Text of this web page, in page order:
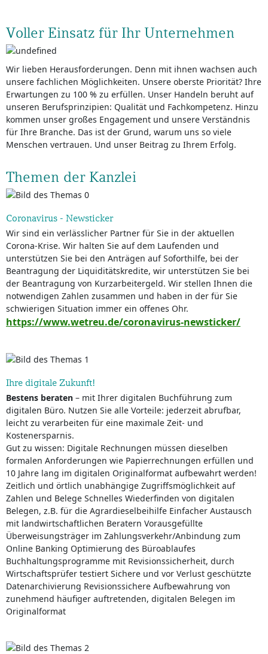
Voller Einsatz für Ihr Unternehmen
Wir lieben Herausforderungen. Denn mit ihnen wachsen auch
unsere fachlichen Möglichkeiten. Unsere oberste Priorität? Ihre
Erwartungen zu 100 % zu erfüllen. Unser Handeln beruht auf
unseren Berufsprinzipien: Qualität und Fachkompetenz. Hinzu
kommen unser großes Engagement und unsere Verständnis
für Ihre Branche. Das ist der Grund, warum uns so viele
Menschen vertrauen. Und unser Beitrag zu Ihrem Erfolg.
Themen der Kanzlei
Coronavirus - Newsticker
Wir sind ein verlässlicher Partner für Sie in der aktuellen
Corona-Krise. Wir halten Sie auf dem Laufenden und
unterstützen Sie bei den Anträgen auf Soforthilfe, bei der
Beantragung der Liquiditätskredite, wir unterstützen Sie bei
der Beantragung von Kurzarbeitergeld. Wir stellen Ihnen die
notwendigen Zahlen zusammen und haben in der für Sie
schwierigen Situation immer ein offenes Ohr.
https://www.wetreu.de/coronavirus-newsticker/
Ihre digitale Zukunft!
Bestens beraten – mit Ihrer digitalen Buchführung zum
digitalen Büro. Nutzen Sie alle Vorteile: jederzeit abrufbar,
leicht zu verarbeiten für eine maximale Zeit- und
Kostenersparnis.
Gut zu wissen: Digitale Rechnungen müssen dieselben
formalen Anforderungen wie Papierrechnungen erfüllen und
10 Jahre lang im digitalen Originalformat aufbewahrt werden!
Zeitlich und örtlich unabhängige Zugriffsmöglichkeit auf
Zahlen und Belege Schnelles Wiederfinden von digitalen
Belegen, z.B. für die Agrardieselbeihilfe Einfacher Austausch
mit landwirtschaftlichen Beratern Vorausgefüllte
Überweisungsträger im Zahlungsverkehr/Anbindung zum
Online Banking Optimierung des Büroablaufes
Buchhaltungsprogramme mit Revisionssicherheit, durch
Wirtschaftsprüfer testiert Sichere und vor Verlust geschützte
Datenarchivierung Revisionssichere Aufbewahrung von
zunehmend häufiger auftretenden, digitalen Belegen im
Originalformat